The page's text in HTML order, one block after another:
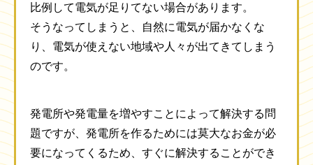
比例して電気が足りてない場合があります。
そうなってしまうと、自然に電気が届かなくな
り、電気が使えない地域や人々が出てきてしまう
のです。
発電所や発電量を増やすことによって解決する問
題ですが、発電所を作るためには莫大なお金が必
要になってくるため、すぐに解決することができ